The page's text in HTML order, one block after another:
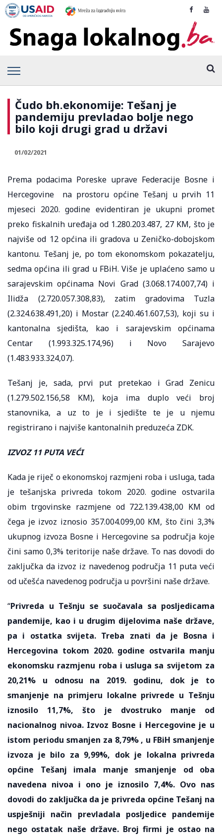
Čudo bh.ekonomije: Tešanj je
pandemiju prevladao bolje nego
bilo koji drugi grad u državi
01/02/2021
Prema podacima Poreske uprave Federacije Bosne i
Hercegovine na prostoru općine Tešanj u prvih 11
mjeseci 2020. godine evidentiran je ukupni promet
preko fiskalnih uređaja od 1.280.203.487, 27 KM, što je
najviše od 12 općina ili gradova u Zeničko-dobojskom
kantonu. Tešanj je, po tom ekonomskom pokazatelju,
sedma općina ili grad u FBiH. Više je uplaćeno samo u
sarajevskim općinama Novi Grad (3.068.174.007,74) i
Ilidža (2.720.057.308,83), zatim gradovima Tuzla
(2.324.638.491,20) i Mostar (2.240.461.607,53), koji su i
kantonalna sjedišta, kao i sarajevskim općinama
Centar (1.993.325.174,96) i Novo Sarajevo
(1.483.933.324,07).
Tešanj je, sada, prvi put pretekao i Grad Zenicu
(1.279.502.156,58 KM), koja ima duplo veći broj
stanovnika, a uz to je i sjedište te je u njemu
registrirano i najviše kantonalnih preduzeća ZDK.
IZVOZ 11 PUTA VEĆI
Kada je riječ o ekonomskoj razmjeni roba i usluga, tada
je tešanjska privreda tokom 2020. godine ostvarila
obim trgovinske razmjene od 722.139.438,00 KM od
čega je izvoz iznosio 357.004.099,00 KM, što čini 3,3%
ukupnog izvoza Bosne i Hercegovine sa područja koje
čini samo 0,3% teritorije naše države. To nas dovodi do
zaključka da izvoz iz navedenog područja 11 puta veći
od učešća navedenog područja u površini naše države.
“Privreda u Tešnju se suočavala sa posljedicama
pandemije, kao i u drugim dijelovima naše države,
pa i ostatka svijeta. Treba znati da je Bosna i
Hercegovina tokom 2020. godine ostvarila manju
ekonomsku razmjenu roba i usluga sa svijetom za
20,21% u odnosu na 2019. godinu, dok je to
smanjenje na primjeru lokalne privrede u Tešnju
iznosilo 11,7%, što je dvostruko manje od
nacionalnog nivoa. Izvoz Bosne i Hercegovine je u
istom periodu smanjen za 8,79% , u FBiH smanjenje
izvoza je bilo za 9,99%, dok je lokalna privreda
općine Tešanj imala manje smanjenje od oba
navedena nivoa i ono je iznosilo 7,4%. Ovo nas
dovodi do zaključka da je privreda općine Tešanj na
uspješniji način prevladala posljedice pandemije
nego ostatak naše države. Broj firmi je ostao na